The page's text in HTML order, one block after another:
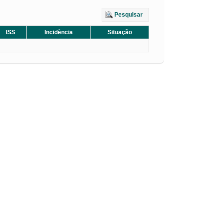
Pesquisar
ISS Incidência
Situação